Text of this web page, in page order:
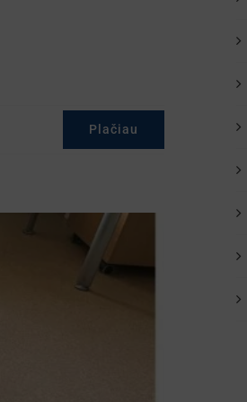
Plačiau